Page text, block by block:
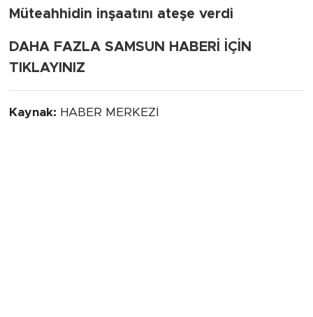
Müteahhidin inşaatını ateşe verdi
DAHA FAZLA SAMSUN HABERİ İÇİN
TIKLAYINIZ
Kaynak: HABER MERKEZİ